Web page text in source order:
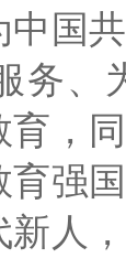
国
务
，
强
人